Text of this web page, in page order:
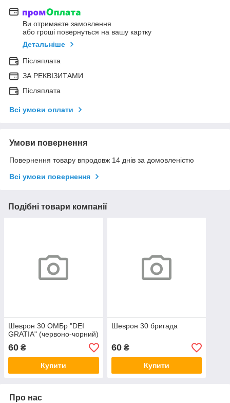
Ви отримаєте замовлення
або гроші повернуться на вашу картку
Детальніше
Післяплата
ЗА РЕКВІЗИТАМИ
Післяплата
Всі умови оплати
Умови повернення
Повернення товару впродовж 14 днів за домовленістю
Всі умови повернення
Подібні товари компанії
Шеврон 30 ОМБр "DEI
GRATIA" (червоно-чорний)
60 ₴
Купити
Шеврон 30 бригада
60₴
Купити
Про нас